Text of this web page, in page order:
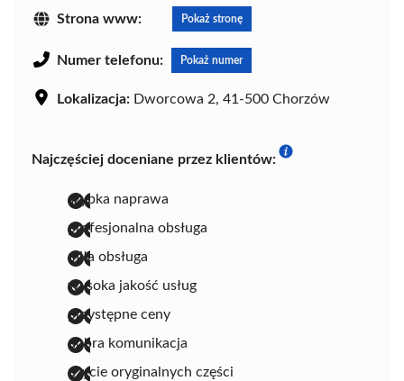
Strona www: Pokaż stronę
Numer telefonu: Pokaż numer
Lokalizacja: Dworcowa 2, 41-500 Chorzów
Najczęściej doceniane przez klientów:
szybka naprawa
profesjonalna obsługa
miła obsługa
wysoka jakość usług
przystępne ceny
dobra komunikacja
użycie oryginalnych części